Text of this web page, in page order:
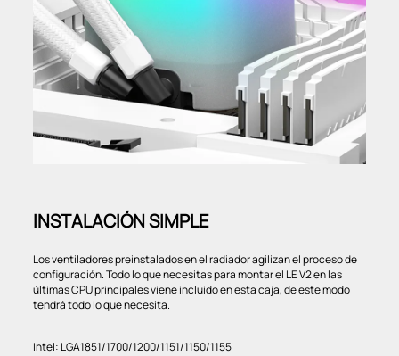
INSTALACIÓN SIMPLE
Los ventiladores preinstalados en el radiador agilizan el proceso de
configuración. Todo lo que necesitas para montar el LE V2 en las
últimas CPU principales viene incluido en esta caja, de este modo
tendrá todo lo que necesita.
Intel: LGA1851/1700/1200/1151/1150/1155